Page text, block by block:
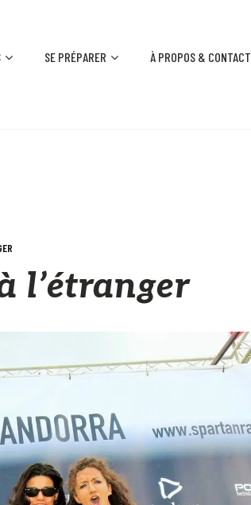
SE PRÉPARER À PROPOS & CONTACT
l’étranger